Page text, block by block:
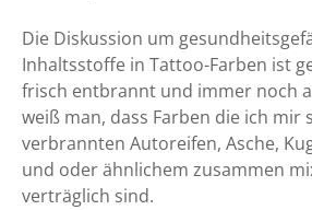
Die Diskussion um
Inhaltsstoffe in Tattoo-Farben ist
frisch entbrannt und immer noch
weiß man, dass Farben die ich mir
verbrannten Autoreifen, Asche,
und oder ähnlichem zusammen
verträglich sind.